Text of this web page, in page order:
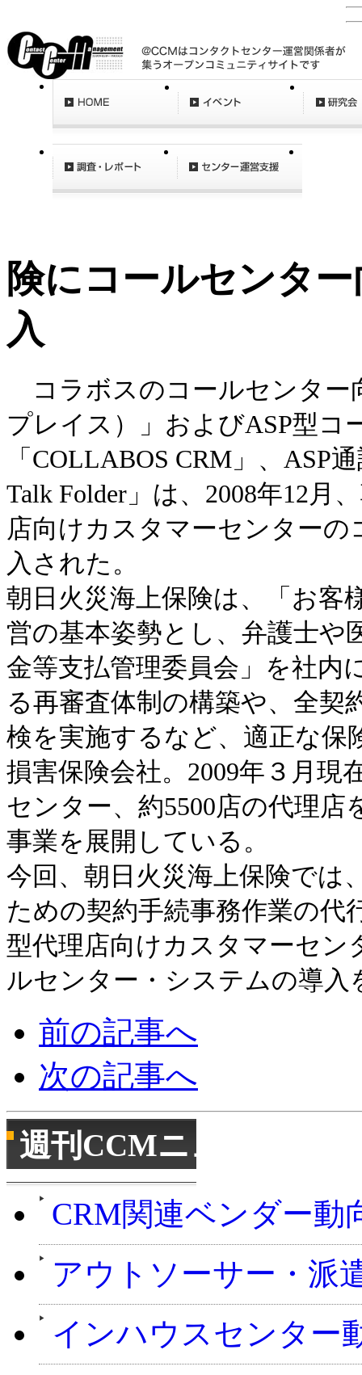
険にコールセンタ
入
コラボスのコールセンター
プレイス）」およびASP型コ
「COLLABOS CRM」、ASP
Talk Folder」は、2008年12月
店向けカスタマーセンター
入された。
朝日火災海上保険は、「お客
営の基本姿勢とし、弁護士や
金等支払管理委員会」を社内
る再審査体制の構築や、全契
検を実施するなど、適正な保
損害保険会社。2009年３月現
センター、約5500店の代理
事業を展開している。
今回、朝日火災海上保険では
ための契約手続事務作業の代
型代理店向けカスタマーセン
ルセンター・システムの導入
前の記事へ
次の記事へ
週刊CCMニュース
CRM関連ベンダー動
アウトソーサー・派
インハウスセンター